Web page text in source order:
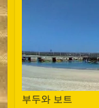
부두와 보트